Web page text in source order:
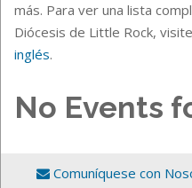
más. Para ver una lista
Diócesis de Little Rock, visite
inglés.
No Events
Comuníquese con